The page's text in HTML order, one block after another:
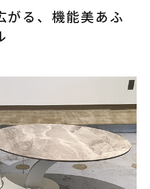
がる、機能美あふ